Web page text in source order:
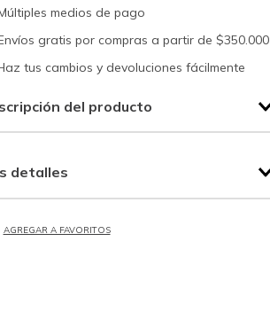
medios de pago
gratis por compras a partir de $350.000
tus cambios y devoluciones fácilmente
del producto
detalles